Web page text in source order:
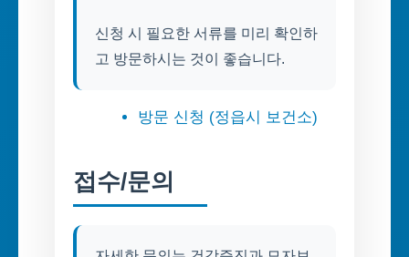
신청 시 필요한 서류를 미리 확인하
고 방문하시는 것이 좋습니다.
방문 신청 (정읍시 보건소)
접수/문의